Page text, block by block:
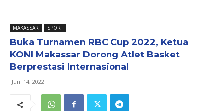
MAKASSAR SPORT
Buka Turnamen RBC Cup 2022, Ketua
KONI Makassar Dorong Atlet Basket
Berprestasi Internasional
Juni 14, 2022